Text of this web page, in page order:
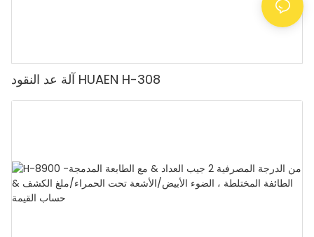
آلة عد النقود HUAEN H-308